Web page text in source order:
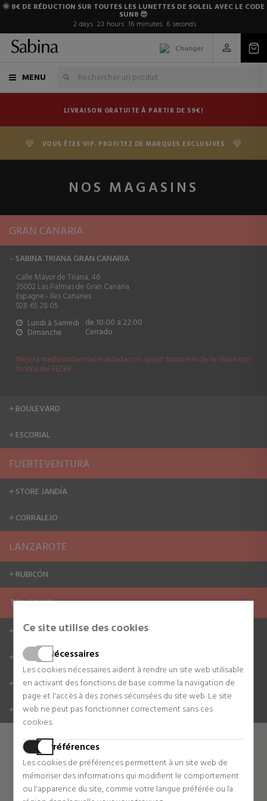
🌞 8€ DE RÉDUCTION SUR TOUTES LES LUNETTES DE SOLEIL AVEC LE CODE
SUN8 😎
2 days 23 hours 16 minutes 6 seconds
Changer
MENU
LIVRAISON GRATUITE À PARTIR DE 59€!
VOUS ÊTES VIP. PROFITEZ DE MARQUES EXCLUSIVES
Ce site utilise des cookies
Nécessaires
Les cookies nécessaires aident à rendre un site web utilisable
en activant des fonctions de base comme la navigation de
page et l'accès à des zones sécurisées du site web. Le site
web ne peut pas fonctionner correctement sans ces
cookies.
Préférences
Les cookies de préférences permettent à un site web de
mémoriser des informations qui modifient le comportement
ou l'apparence du site, comme votre langue préférée ou la
NOS MAGASINS
GRAN CANARIA
- SABINA TRIANA GRAN CANARIA
Calle Mayor de Triana, 46
35002 Las Palmas de Gran Canaria
Espagne - Iles Canaries
928 65 28 05
Lundi à Samedi de 10:00 a 22:00
Dimanche Cerrado
Mejora medioambiental realizada con apoyo financiero de la Unión con
fondos del FEDER.
+ BOULEVARD
+ ESCORIAL
FUERTEVENTURA
+ STORE JANDÍA
+ CORRALEJO
LANZAROTE
+ RUBICÓN
TENERIFE
+ C.C. NIVARIA CENTER TENERIFE
+ C.C. SIAM MALL TENERIFE
+ IMELDO SERÍS TENERIFE
+ THE DUKE SHOPS
SABINA TRIANA GRAN CANARIA